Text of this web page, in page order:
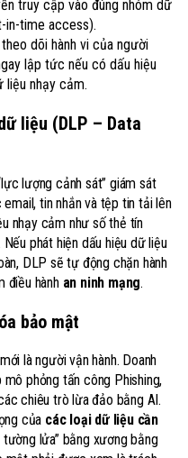
truy cập vào đúng nhóm dữ
in-time access).
dõi hành vi của người
lập tức nếu có dấu hiệu
nhạy cảm.
liệu (DLP – Data
lượng cảnh sát” giám sát
tin nhắn và tệp tin tải lên
nhạy cảm như số thẻ tín
Nếu phát hiện dấu hiệu dữ liệu
DLP sẽ tự động chặn hành
điều hành an ninh mạng.
bảo mật
là người vận hành. Doanh
phỏng tấn công Phishing,
chiêu trò lừa đảo bằng AI.
của các loại dữ liệu cần
lửa” bằng xương bằng